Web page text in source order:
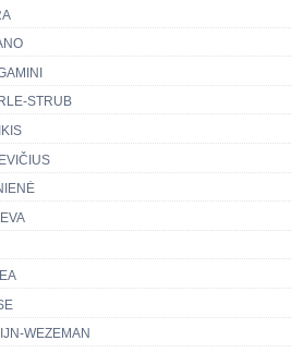
STRUB
WEZEMAN